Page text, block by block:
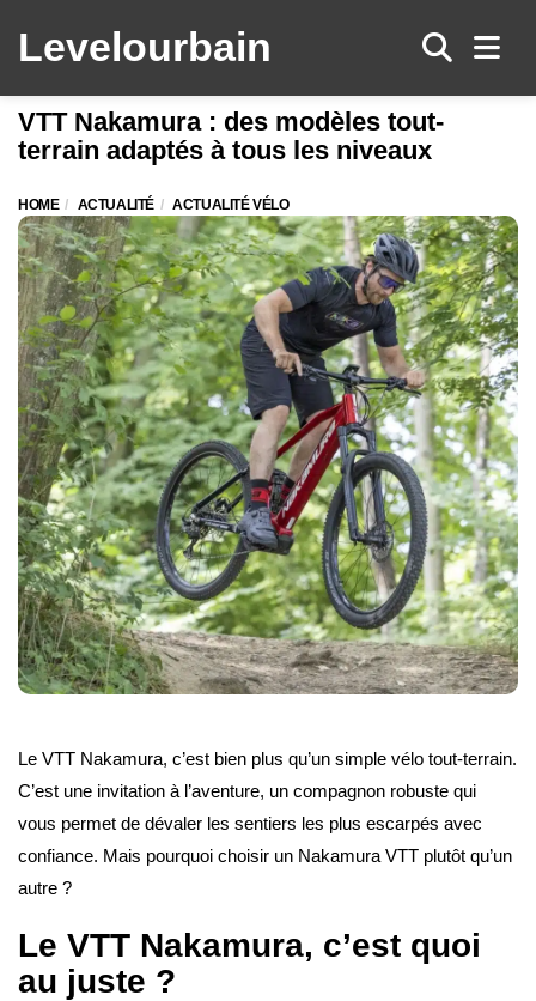
Levelourbain
VTT Nakamura : des modèles tout-
terrain adaptés à tous les niveaux
HOME ACTUALITÉ ACTUALITÉ VÉLO
Le VTT Nakamura, c’est bien plus qu’un simple vélo tout-terrain.
C’est une invitation à l’aventure, un compagnon robuste qui
vous permet de dévaler les sentiers les plus escarpés avec
confiance. Mais pourquoi choisir un Nakamura VTT plutôt qu’un
autre ?
Le VTT Nakamura, c’est quoi
au juste ?